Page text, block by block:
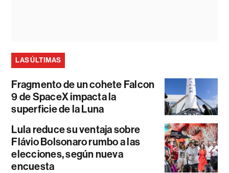
LAS ÚLTIMAS
Fragmento de un cohete Falcon
9 de SpaceX impacta la
superficie de la Luna
Lula reduce su ventaja sobre
Flávio Bolsonaro rumbo a las
elecciones, según nueva
encuesta